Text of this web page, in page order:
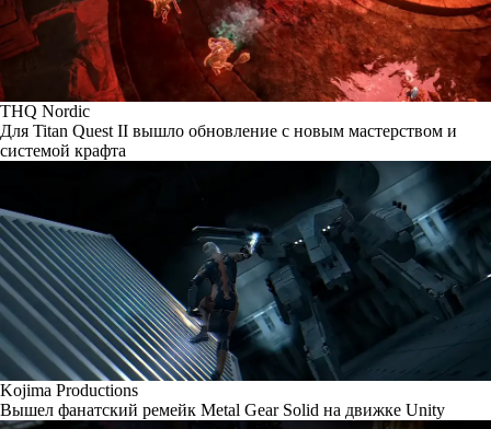
THQ Nordic
Для Titan Quest II вышло обновление с новым мастерством и
системой крафта
Kojima Productions
Вышел фанатский ремейк Metal Gear Solid на движке Unity